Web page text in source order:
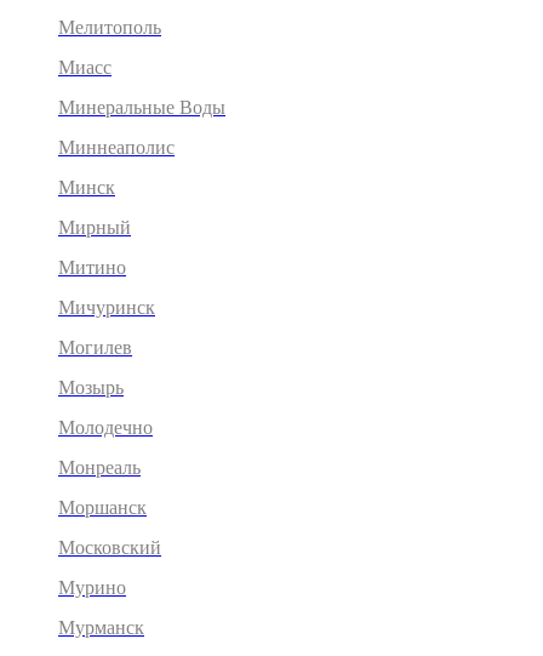
Мелитополь
Миасс
Минеральные Воды
Миннеаполис
Минск
Мирный
Митино
Мичуринск
Могилев
Мозырь
Молодечно
Монреаль
Моршанск
Московский
Мурино
Мурманск